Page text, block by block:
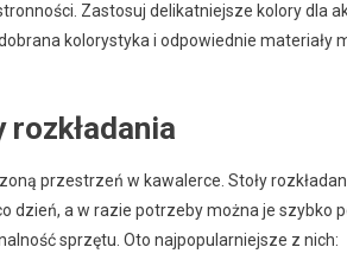
Zastosuj delikatniejsze kolory dla
kolorystyka i odpowiednie materiały
przestrzeń w kawalerce. Stoły
dzień, a w razie potrzeby można je szybko
sprzętu. Oto najpopularniejsze z nich: